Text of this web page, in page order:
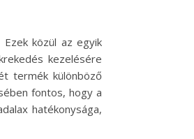
közül az egyik
kezelésére
termék különböző
fontos, hogy a
hatékonysága,